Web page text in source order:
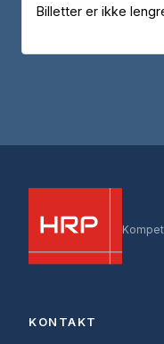
Billetter er ikke
KONTAKT